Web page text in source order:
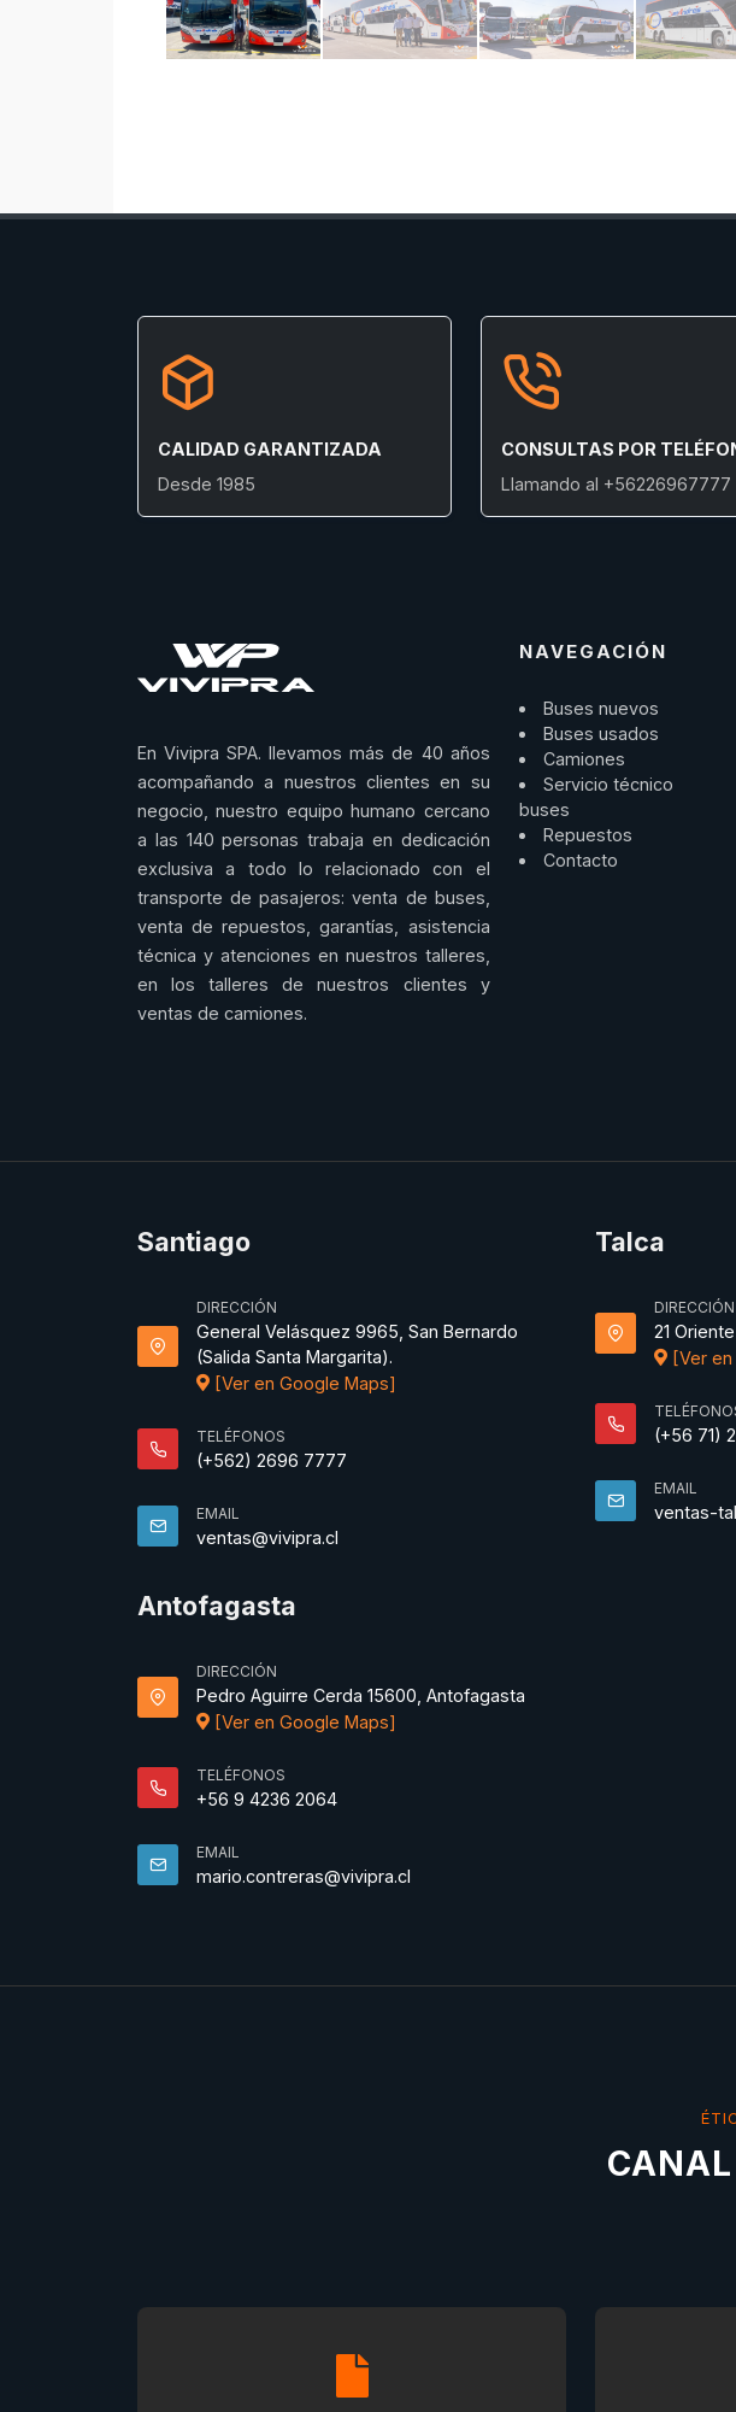
CALIDAD GARANTIZADA
Desde 1985
CONSULTAS POR
Llamando al +56226967777
En Vivipra SPA. llevamos más de 40 años
acompañando a nuestros clientes en su
negocio, nuestro equipo humano cercano
a las 140 personas trabaja en dedicación
exclusiva a todo lo relacionado con el
transporte de pasajeros: venta de buses,
venta de repuestos, garantías, asistencia
técnica y atenciones en nuestros talleres,
en los talleres de nuestros clientes y
ventas de camiones.
NAVEGACIÓN
Buses nuevos
Buses usados
Camiones
Servicio técnico
buses
Repuestos
Contacto
Santiago
DIRECCIÓN
General Velásquez 9965, San Bernardo
(Salida Santa Margarita).
[Ver en Google Maps]
TELÉFONOS
(+562) 2696 7777
EMAIL
ventas@vivipra.cl
Talca
DIRECCIÓN
21
[Ver
(+56 71)
EMAIL
ventas-
Antofagasta
DIRECCIÓN
Pedro Aguirre Cerda 15600, Antofagasta
[Ver en Google Maps]
TELÉFONOS
+56 9 4236 2064
EMAIL
mario.contreras@vivipra.cl